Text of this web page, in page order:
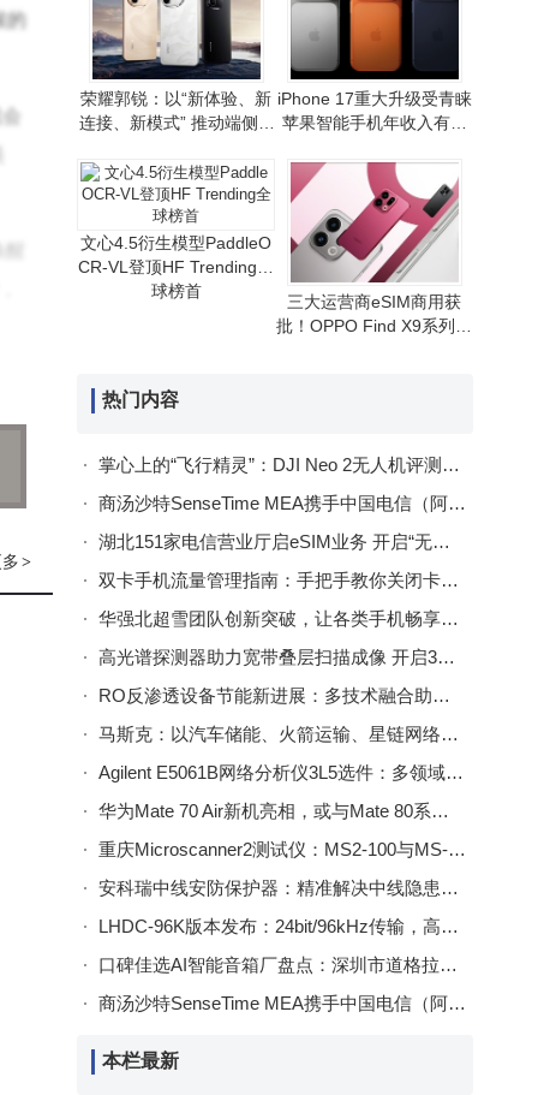
专
验
>
荣耀郭锐：以“新体验、新
连接、新模式” 推动端侧AI
iPhone 17重大升级受青睐
苹果智能手机年收入有望
文心4.5衍生模型PaddleO
CR-VL登顶HF Trending全
球榜首
三大运营商eSIM商用获
批！OPPO Find X9系列首
热门内容
掌心上的“飞行精灵”：DJI Neo 2无人机评测，开启便捷Vlog新体验
商汤沙特SenseTime MEA携手中国电信（阿联酋） 共启阿曼智慧城市与数字化转型新篇
湖北151家电信营业厅启eSIM业务 开启“无卡”通信智能新体验
双卡手机流量管理指南：手把手教你关闭卡2流量，轻松掌控网络使用
华强北超雪团队创新突破，让各类手机畅享eSIM便捷通信新体验
高光谱探测器助力宽带叠层扫描成像 开启3D高光谱成像新篇
RO反渗透设备节能新进展：多技术融合助力水处理更经济可持续
马斯克：以汽车储能、火箭运输、星链网络铺就人类火星移民之路
Agilent E5061B网络分析仪3L5选件：多领域适配，高频精密测量利器
华为Mate 70 Air新机亮相，或与Mate 80系列联手“叫板”iPhone 17系列
重庆Microscanner2测试仪：MS2-100与MS-POE，网络物理层检测的实用帮手
安科瑞中线安防保护器：精准解决中线隐患，为多场景用电筑牢安全防线
LHDC-96K版本发布：24bit/96kHz传输，高音质与兼容性兼得，推动蓝牙音频升级
口碑佳选AI智能音箱厂盘点：深圳市道格拉斯科技凭实力与认证脱颖而出
商汤沙特SenseTime MEA携手中国电信（阿联酋） 共推阿曼智慧城市数字化转型
本栏最新